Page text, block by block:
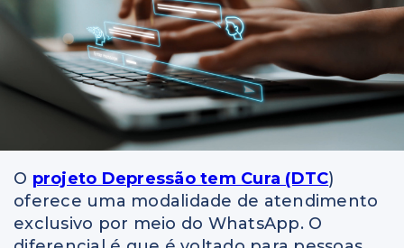
O projeto Depressão tem Cura (DTC)
oferece uma modalidade de atendimento
exclusivo por meio do WhatsApp. O